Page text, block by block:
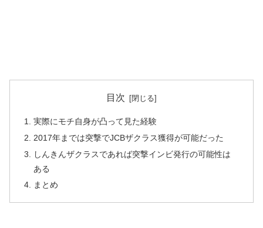
目次
実際にモチ自身が凸って見た経験
2017年までは突撃でJCBザクラス獲得が可能だった
しんきんザクラスであれば突撃インビ発行の可能性は
ある
まとめ